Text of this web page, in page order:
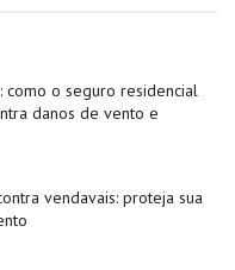
como o seguro residencial
danos de vento e
vendavais: proteja sua